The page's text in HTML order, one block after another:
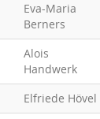
Eva-Maria
Berners
Alois
Handwerk
Elfriede Hövel